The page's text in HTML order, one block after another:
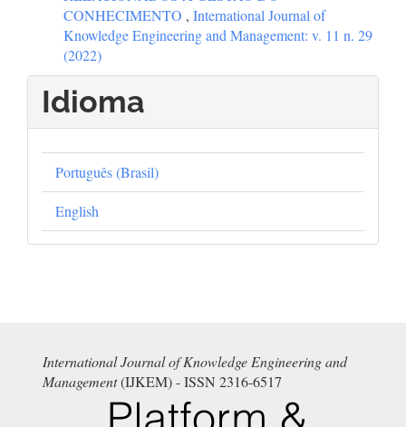
CONHECIMENTO , International Journal of
Knowledge Engineering and Management: v. 11 n. 29
(2022)
Idioma
Português (Brasil)
English
International Journal of Knowledge Engineering and
Management(IJKEM) - ISSN 2316-6517